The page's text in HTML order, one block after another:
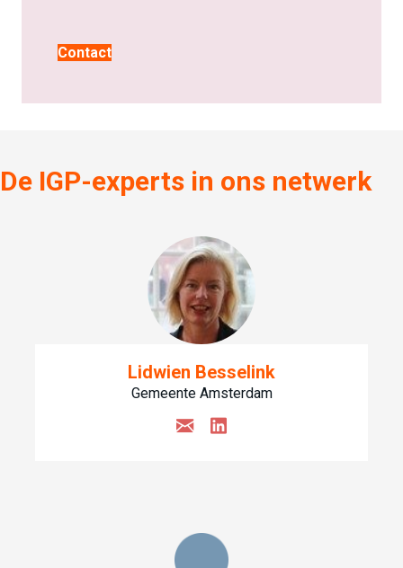
Contact
De IGP-experts in ons netwerk
Lidwien Besselink
Gemeente Amsterdam